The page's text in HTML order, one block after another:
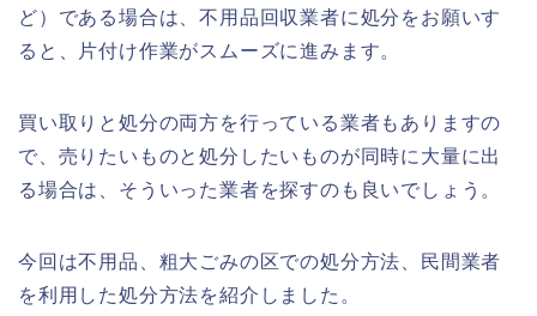
ど）である場合は、不用品回収業者に処分をお願いす
ると、片付け作業がスムーズに進みます。
買い取りと処分の両方を行っている業者もありますの
で、売りたいものと処分したいものが同時に大量に出
る場合は、そういった業者を探すのも良いでしょう。
今回は不用品、粗大ごみの区での処分方法、民間業者
を利用した処分方法を紹介しました。